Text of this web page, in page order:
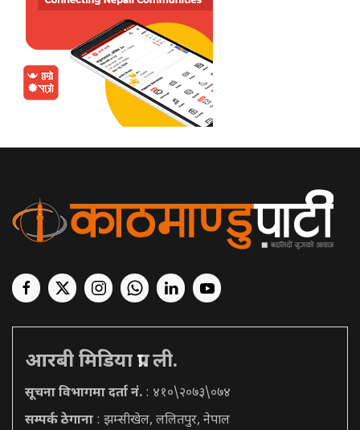
आरबी मिडिया प्रा. ली.
सूचना विभागमा दर्ता नं. : ४१०\२०७३\०७४
सम्पर्क ठेगाना : झम्सीखेल, ललितपुर, नेपाल